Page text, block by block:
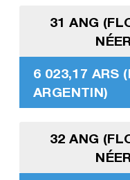
31 ANG
6 023,17 ARS
ARGENTIN)
32 ANG